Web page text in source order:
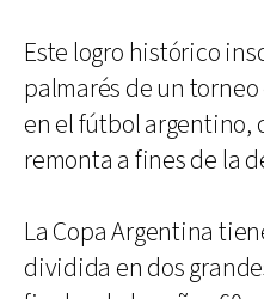
Este logro histórico
palmarés de un
en el fútbol argentino,
remonta a fines de la
La Copa Argentina
dividida en dos